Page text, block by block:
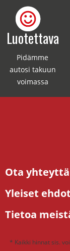
Luotettava
Pidämme
autosi takuun
voimassa
Ota yhteyttä
Yleiset ehdot
Tietoa
* Kaikki hinnat sis.